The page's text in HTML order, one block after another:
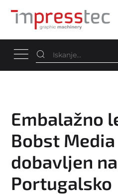
Embalažno
Bobst Media
dobavljen na
Portugalsko